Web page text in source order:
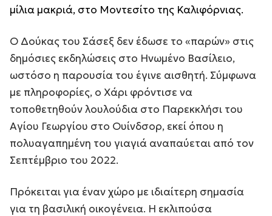
μίλια μακριά, στο Μοντεσίτο της Καλιφόρνιας.
Ο Δούκας του Σάσεξ δεν έδωσε το «παρών» στις
δημόσιες εκδηλώσεις στο Ηνωμένο Βασίλειο,
ωστόσο η παρουσία του έγινε αισθητή. Σύμφωνα
με πληροφορίες, ο Χάρι φρόντισε να
τοποθετηθούν λουλούδια στο Παρεκκλήσι του
Αγίου Γεωργίου στο Ουίνδσορ, εκεί όπου η
πολυαγαπημένη του γιαγιά αναπαύεται από τον
Σεπτέμβριο του 2022.
Πρόκειται για έναν χώρο με ιδιαίτερη σημασία
για τη βασιλική οικογένεια. Η εκλιπούσα